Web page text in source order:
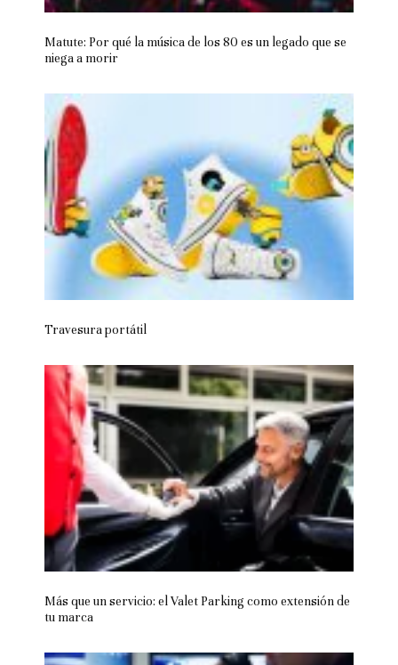
Matute: Por qué la música de los 80 es un legado que se
niega a morir
Travesura portátil
Más que un servicio: el Valet Parking como extensión de
tu marca